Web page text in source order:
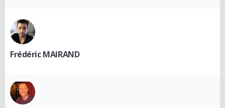
Frédéric MAIRAND